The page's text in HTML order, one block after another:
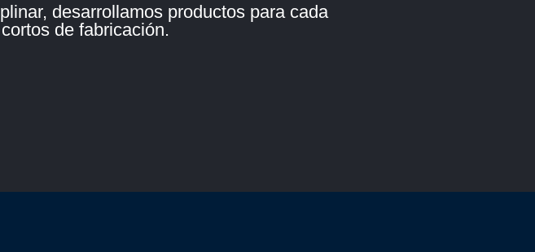
desarrollamos productos para cada
de fabricación.